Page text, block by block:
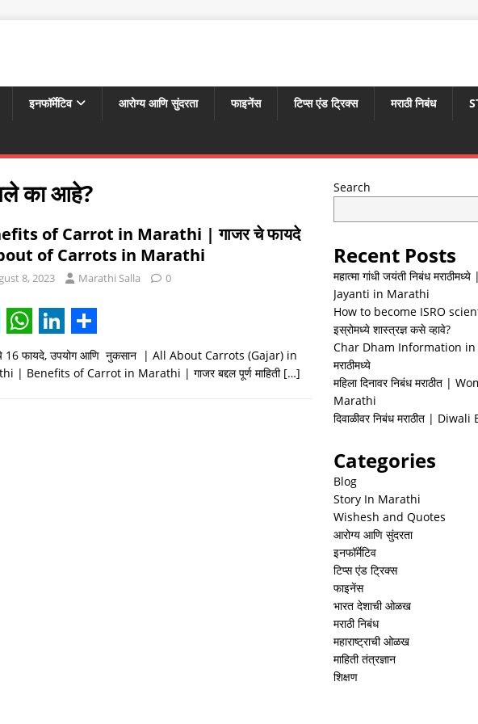
इनफॉर्मेटिव आरोग्य आणि सुंदरता फाइनेंस टिप्स एंड ट्रिक्स मराठी निबंध
का आहे?
of Carrot in Marathi | गाजर चे फायदे
of Carrots in Marathi
8, 2023 Marathi Salla 0
W
h
L
i
S
h
16 फायदे, उपयोग आणि नुकसान | All About Carrots (Gajar) in
| Benefits of Carrot in Marathi | गाजर बद्दल पूर्ण माहिती […]
Search
Recent Posts
महात्मा गांधी जयंती निबंध
Jayanti in Marathi
How to become ISRO
इस्रोमध्ये शास्त्रज्ञ कसे व्हावे?
Char Dham Information in
मराठीमध्ये
महिला दिनावर निबंध मराठीत |
Marathi
दिवाळीवर निबंध मराठीत |
Categories
Blog
Story In Marathi
Wishesh and Quotes
आरोग्य आणि सुंदरता
इनफॉर्मेटिव
टिप्स एंड ट्रिक्स
फाइनेंस
भारत देशाची ओळख
मराठी निबंध
महाराष्ट्राची ओळख
माहिती तंत्रज्ञान
शिक्षण